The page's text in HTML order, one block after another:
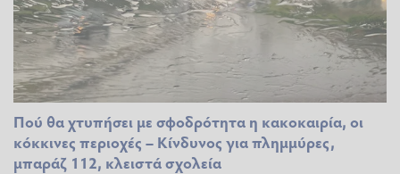
Πού θα χτυπήσει με σφοδρότητα η κακοκαιρία, οι
κόκκινες περιοχές – Κίνδυνος για πλημμύρες,
μπαράζ 112, κλειστά σχολεία